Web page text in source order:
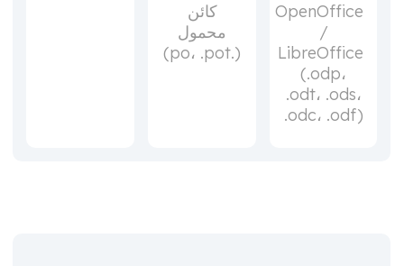
OpenOffice
/
LibreOffice
(.odp،
.odt، .ods،
.odc، .odf)
كائن
محمول
(.po، .pot)